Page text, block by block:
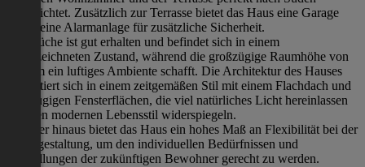
ausgerichtet. Zusätzlich zur Terrasse bietet das Haus eine Garage
sowie eine Alarmanlage für zusätzliche Sicherheit.
Die Küche ist gut erhalten und befindet sich in einem
ausgezeichneten Zustand, während die großzügige Raumhöhe von
270 cm ein luftiges Ambiente schafft. Die Architektur des Hauses
präsentiert sich in einem zeitgemäßen Stil mit einem Flachdach und
großzügigen Fensterflächen, die viel natürliches Licht hereinlassen
und den modernen Lebensstil widerspiegeln.
Darüber hinaus bietet das Haus ein hohes Maß an Flexibilität bei der
Raumgestaltung, um den individuellen Bedürfnissen und
Vorstellungen der zukünftigen Bewohner gerecht zu werden.